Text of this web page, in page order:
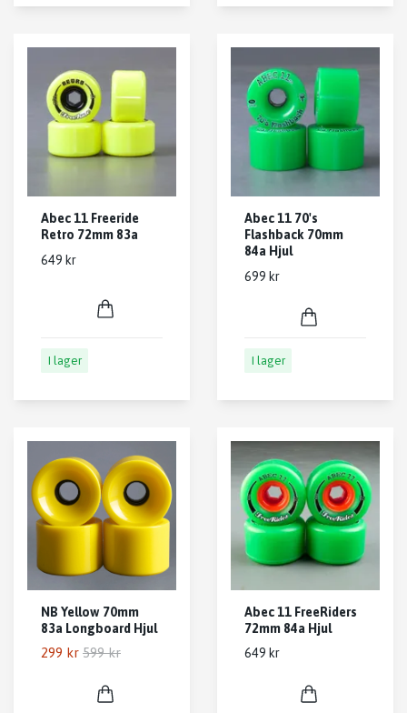
Abec 11 Freeride
Retro 72mm 83a
649 kr
I lager
Abec 11 70's
Flashback 70mm
84a Hjul
699 kr
I lager
NB Yellow 70mm
83a Longboard Hjul
299 kr 599 kr
Abec 11 FreeRiders
72mm 84a Hjul
649 kr